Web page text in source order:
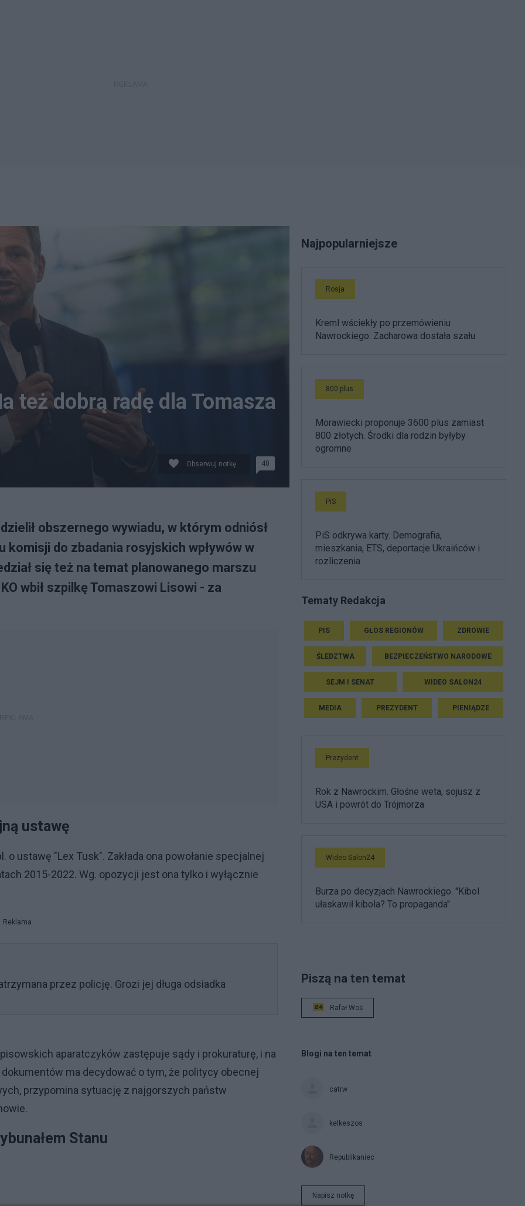
też dobrą radę dla Tomasza
Obserwuj notkę 40
obszernego wywiadu, w którym odniósł
do zbadania rosyjskich wpływów w
się też na temat planowanego marszu
wbił szpilkę Tomaszowi Lisowi - za
ustawę
ustawę "Lex Tusk". Zakłada ona powołanie specjalnej
2015-2022. Wg. opozycji jest ona tylko i wyłącznie
Reklama
przez policję. Grozi jej długa odsiadka
aparatczyków zastępuje sądy i prokuraturę, i na
ma decydować o tym, że politycy obecnej
przypomina sytuację z najgorszych państw
Stanu
Najpopularniejsze
Rosja
Kreml wściekły po przemówieniu
Nawrockiego. Zacharowa dostała szału
800 plus
Morawiecki proponuje 3600 plus zamiast
800 złotych. Środki dla rodzin byłyby
ogromne
PiS
PiS odkrywa karty. Demografia,
mieszkania, ETS, deportacje Ukraińców i
rozliczenia
Tematy Redakcja
PIS GŁOS REGIONÓW ZDROWIE
ŚLEDZTWA BEZPIECZEŃSTWO NARODOWE
SEJM I SENAT WIDEO SALON24
MEDIA PREZYDENT PIENIĄDZE
Prezydent
Rok z Nawrockim. Głośne weta, sojusz z
USA i powrót do Trójmorza
Wideo Salon24
Burza po decyzjach Nawrockiego. "Kibol
ułaskawił kibola? To propaganda"
Piszą na ten temat
Rafał Woś
Blogi na ten temat
catrw
kelkeszos
Republikaniec
Napisz notkę